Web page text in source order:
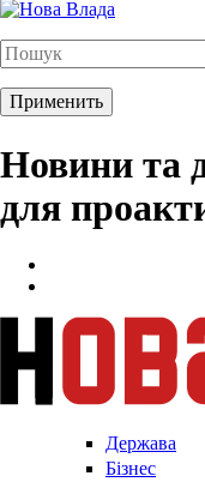
Новини та
для
Держава
Бізнес